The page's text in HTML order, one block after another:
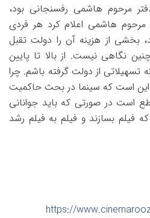
مرحوم هاشمی رفسنجانی بود،
هاشمی اعلام کرد هر فردی
بخشی از هزینه آن را دولت تقبل
نگاهی نیست. از بالا تا پایین
تسهیلاتی از دولت گرفته باشم. چرا
این است که سینما در بحث حاکمیت
است در صورتی که باید جوانانی
فیلم بسازند و فیلم به فیلم رشد
https://